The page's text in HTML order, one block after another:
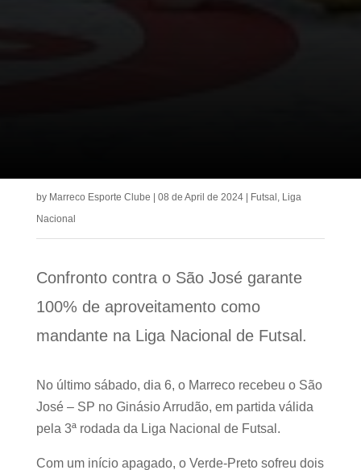
by Marreco Esporte Clube 08 de April de 2024| Futsal , Liga
Nacional
Confronto contra o São José garante
100% de aproveitamento como
mandante na Liga Nacional de Futsal.
No último sábado, dia 6, o Marreco recebeu o São
José – SP no Ginásio Arrudão, em partida válida
pela 3ª rodada da Liga Nacional de Futsal.
Com um início apagado, o Verde-Preto sofreu dois